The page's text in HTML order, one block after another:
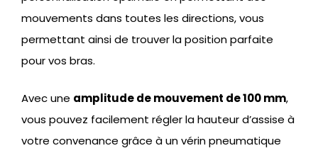
mouvements dans toutes les directions, vous
permettant ainsi de trouver la position parfaite
pour vos bras.
Avec une amplitude de mouvement de 100 mm,
vous pouvez facilement régler la hauteur d’assise à
votre convenance grâce à un vérin pneumatique